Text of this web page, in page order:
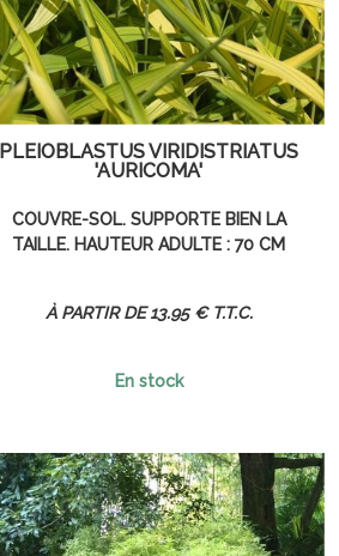
PLEIOBLASTUS VIRIDISTRIATUS
'AURICOMA'
COUVRE-SOL. SUPPORTE BIEN LA
TAILLE. HAUTEUR ADULTE : 70 CM
13.95 € T.T.C.
En stock